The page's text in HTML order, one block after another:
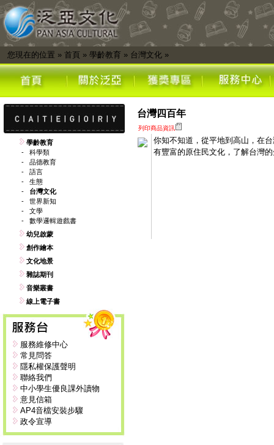
您現在的位置 » 首頁 » 學齡教育 » 台灣文化 »
學齡教育
- 科學類
- 品德教育
- 語言
- 生態
- 台灣文化
- 世界新知
- 文學
- 數學邏輯遊戲書
幼兒啟蒙
創作繪本
文化地景
雜誌期刊
音樂叢書
線上電子書
服務維修中心
常見問答
隱私權保護聲明
聯絡我們
中小學生優良課外讀物
意見信箱
AP4音檔安裝步驟
政令宣導
台灣四百年
列印商品資訊
你知不知道，從平地到高山，在
有豐富的原住民文化，了解台灣